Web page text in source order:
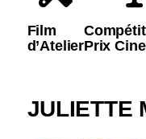
Film
d’AtelierPrix
JULIETTE